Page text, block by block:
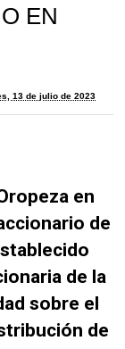
EN
13 de julio de 2023
en
de
de la
sobre el
de